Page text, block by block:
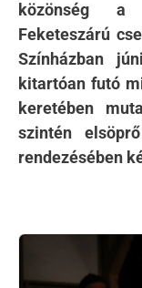
közönség a
Feketeszárú
Színházban
kitartóan futó
keretében
szintén
rendezésében
Kép